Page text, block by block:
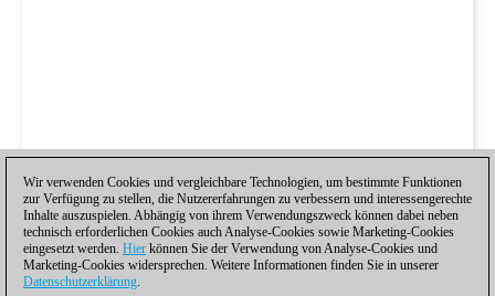
Wir verwenden Cookies und vergleichbare Technologien, um bestimmte Funktionen
zur Verfügung zu stellen, die Nutzererfahrungen zu verbessern und interessengerechte
Inhalte auszuspielen. Abhängig von ihrem Verwendungszweck können dabei neben
technisch erforderlichen Cookies auch Analyse-Cookies sowie Marketing-Cookies
eingesetzt werden. Hier können Sie der Verwendung von Analyse-Cookies und
Marketing-Cookies widersprechen. Weitere Informationen finden Sie in unserer
Datenschutzerklärung.